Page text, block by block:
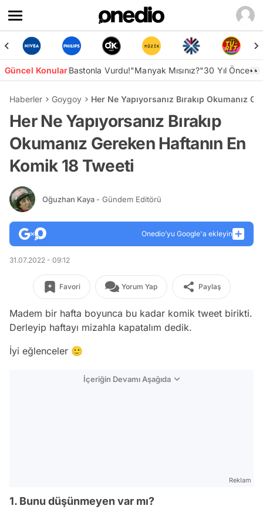
Güncel KonularBastonla Vurdu!"Manyak Mısınız?"30 Yıl Önce👀
Haberler Goygoy Her Ne Yapıyorsanız Bırakıp Okumanız
Her Ne Yapıyorsanız Bırakıp
Okumanız Gereken Haftanın En
Komik 18 Tweeti
Oğuzhan Kaya - Gündem Editörü
Onedio’yu Google'a ekleyin
31.07.2022 - 09:12
Favori Yorum Yap Paylaş
Madem bir hafta boyunca bu kadar komik tweet birikti.
Derleyip haftayı mizahla kapatalım dedik.
İyi eğlenceler 🙂
İçeriğin Devamı Aşağıda
Reklam
1. Bunu düşünmeyen var mı?